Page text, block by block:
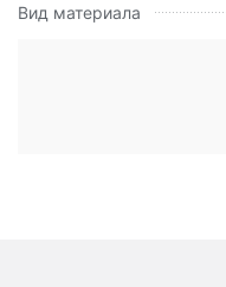
Вид материала